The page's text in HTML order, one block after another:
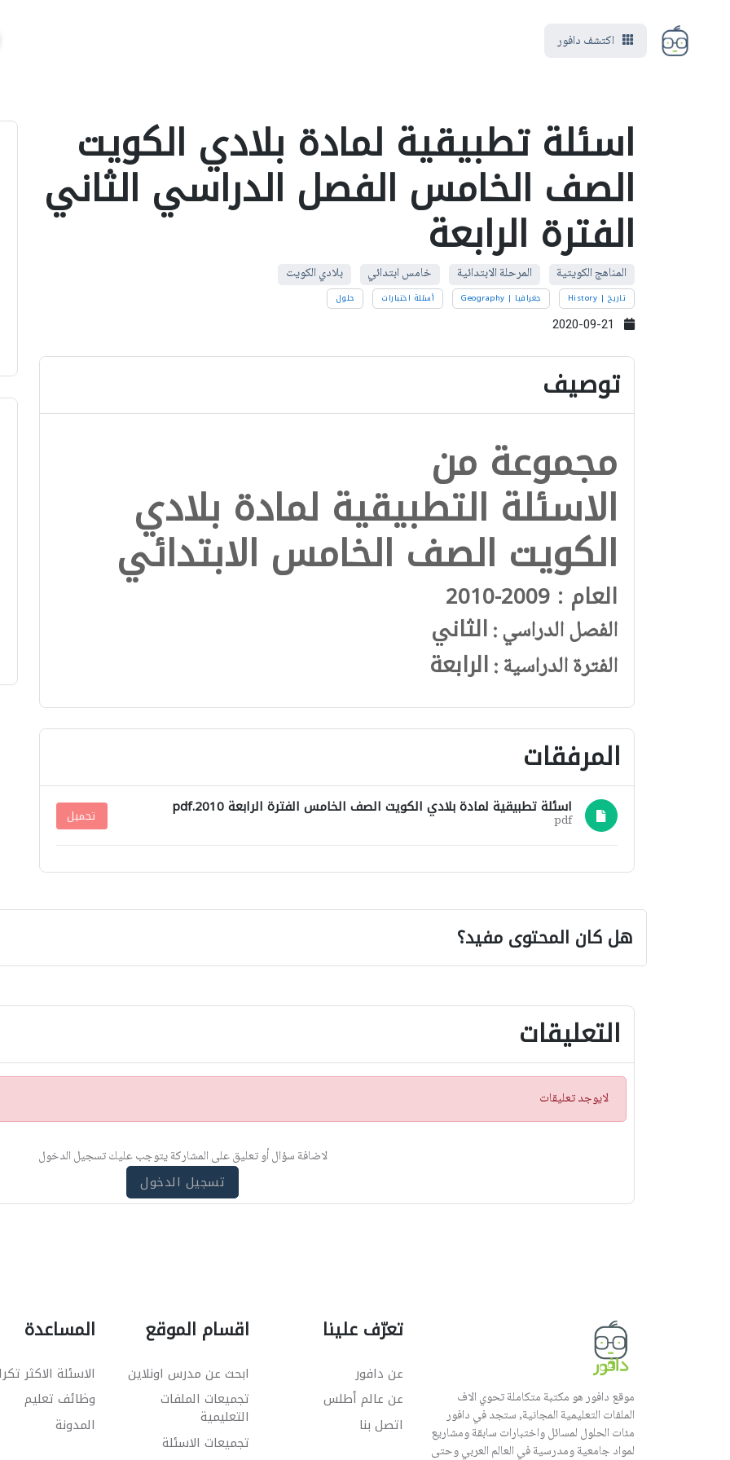
اكتشف دافور
اسئلة تطبيقية لمادة بلادي الكويت
الصف الخامس الفصل الدراسي الثاني
الفترة الرابعة
المناهج الكويتية المرحلة الابتدائية خامس ابتدائي بلادي الكويت
تاريخ | History جغرافيا | Geography أسئلة اختبارات حلول
توصيف
مجموعة من
الاسئلة التطبيقية لمادة بلادي
الكويت الصف الخامس الابتدائي
العام : 2009-2010
الفصل الدراسي :الثاني
الفترة الدراسية :الرابعة
المرفقات
اسئلة تطبيقية لمادة بلادي الكويت الصف الخامس الفترة الرابعة 2010.pdf
pdf تحميل
هل كان المحتوى مفيد؟
التعليقات
ت
ن
لايوجد تعليقات
لاضافة سؤال أو تعليق على المشاركة يتوجب عليك تسجيل الدخول
تسجيل الدخول
موقع دافور هو مكتبة متكاملة تحوي الاف
الملفات التعليمية المجانية, ستجد في دافور
مئات الحلول لمسائل واختبارات سابقة ومشاريع
لمواد جامعية ومدرسية في العالم العربي وحتى
تعرّف علينا
عن دافور
عن عالم أطلس
اتصل بنا
اقسام الموقع
ابحث عن مدرس اونلاين
تجميعات الملفات
التعليمية
تجميعات الاسئلة
المساعدة
الاسئلة الاكثر
وظائف تعليم
المدونة